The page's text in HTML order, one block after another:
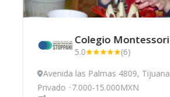
Colegio Montessori
5.0
(6)
Avenida las Palmas 4809, Tijuana
Privado 7.000-15.000MXN